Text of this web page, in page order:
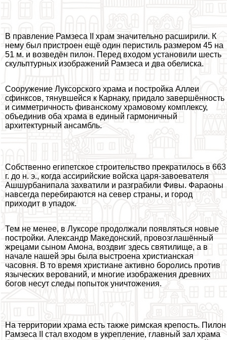
В правление Рамзеса II храм значительно расширили. К
нему был пристроен ещё один перистиль размером 45 на
51 м. и возведён пилон. Перед входом установили шесть
скульптурных изображений Рамзеса и два обелиска.
Сооружение Луксорского храма и постройка Аллеи
сфинксов, тянувшейся к Карнаку, придало завершённость
и симметричность фиванскому храмовому комплексу,
объединив оба храма в единый гармоничный
архитектурный ансамбль.
Собственно египетское строительство прекратилось в 663
г. до н. э., когда ассирийские войска царя-завоевателя
Ашшурбанипала захватили и разграбили Фивы. Фараоны
навсегда перебираются на север страны, и город
приходит в упадок.
Тем не менее, в Луксоре продолжали появляться новые
постройки. Александр Македонский, провозглашённый
жрецами сыном Амона, воздвиг здесь святилище, а в
начале нашей эры была выстроена христианская
часовня. В то время христиане активно боролись против
языческих верований, и многие изображения древних
богов несут следы попыток уничтожения.
На территории храма есть также римская крепость. Пилон
Рамзеса II стал входом в укрепление, главный зал храма